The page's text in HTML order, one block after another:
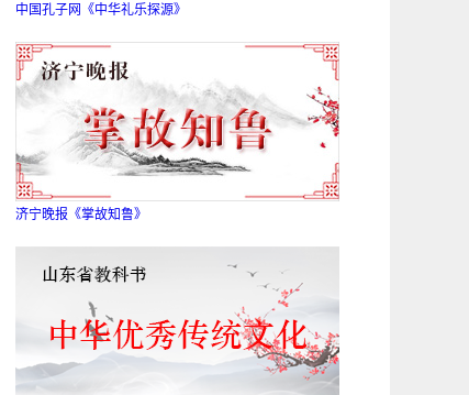
中国孔子网《中华礼乐探源》
济宁晚报《掌故知鲁》